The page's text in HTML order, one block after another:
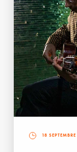
18 SEPTEMBRE